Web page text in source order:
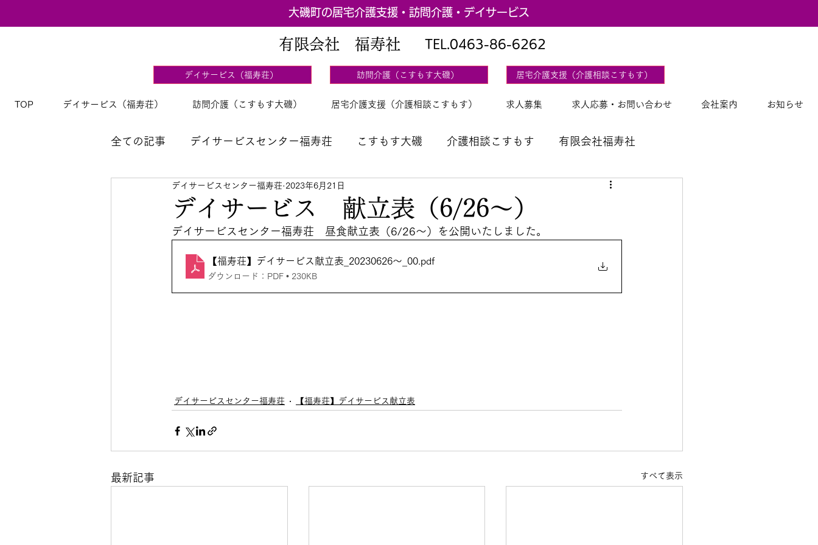
大磯町の居宅介護支援・訪問介護・デイサービス
有限会社 福寿社 TEL. 0463-86-6262
デイサービス（福寿荘） 訪問介護（こすもす大磯） 居宅介護支援（介護相談こすもす）
TOP デイサービス（福寿荘） 訪問介護（こすもす大磯） 居宅介護支援（介護相談こすもす） 求人募集 求人応募・お問い合わせ 会社案内 お知らせ
全ての記事 デイサービスセンター福寿荘 こすもす大磯 介護相談こすもす 有限会社福寿社
【福寿荘】デイサービス献立表
デイサービス 献立表（6/26～）
デイサービスセンター福寿荘 2023年6月21日
デイサービスセンター福寿荘　昼食献立表（6/26～）を公開いたしました。
【福寿荘】デイサービス献立表_20230626～_00 .pdf
ダウンロード：PDF • 230KB
デイサービスセンター福寿荘 【福寿荘】デイサービス献立表
最新記事 すべて表示